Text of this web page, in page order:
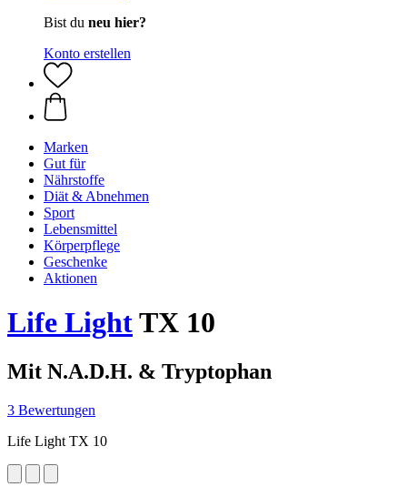
Bist du neu hier?
Konto erstellen
Marken
Gut für
Nährstoffe
Diät & Abnehmen
Sport
Lebensmittel
Körperpflege
Geschenke
Aktionen
Life LightTX 10
Mit N.A.D.H. & Tryptophan
3 Bewertungen
Life Light TX 10